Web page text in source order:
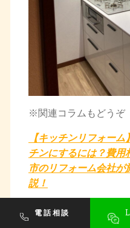
※関連コラムもどうぞ
【キッチンリフォー
チンにするには？費用
市のリフォーム会社が
説！
電話相談